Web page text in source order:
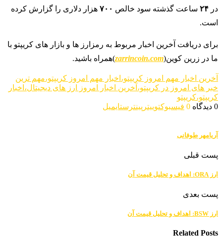
در ۲۴ ساعت گذشته سود خالص ۷۰۰ هزار دلاری را گزارش کرده
است.
برای دریافت آخرین اخبار مربوط به رمزارز ها و بازار های کریپتو با
ما در زرین کوین(zarrincoin.com)همراه باشید.
آخرین اخبار مهم امروز کریپتو،اخبار مهم امروز کریپتو،مهم ترین
خبر های امروز در کریپتو،آخرین اخبار امروز ارز های دیجیتال،اخبار
کریپتو،کریپتو
0 دیدگاه
0 فیسبوکتوییتر پینترستایمیل
آریامهر طوفانی
پست قبلی
ارز ORA: اهداف و تحلیل قیمت آن
پست بعدی
ارز BSW: اهداف و تحلیل قیمت آن
Related Posts